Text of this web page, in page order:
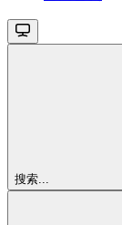
搜索...